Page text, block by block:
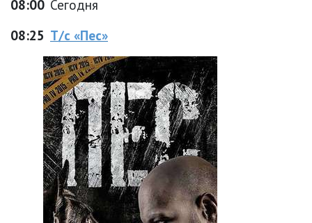
08:00 Сегодня
08:25 Т/с «Пес»